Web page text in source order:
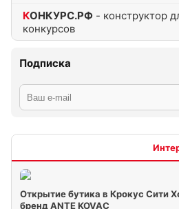
КОНКУРС.РФ - конструктор
конкурсов
Подписка
Открытие бутика в Крокус Сити
бренд ANTE KOVAC